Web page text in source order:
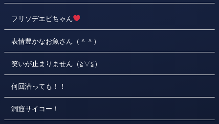
フリソデエビちゃん
表情豊かなお魚さん（＾＾）
笑いが止まりません（≧▽≦）
何回潜っても！！
洞窟サイコー！